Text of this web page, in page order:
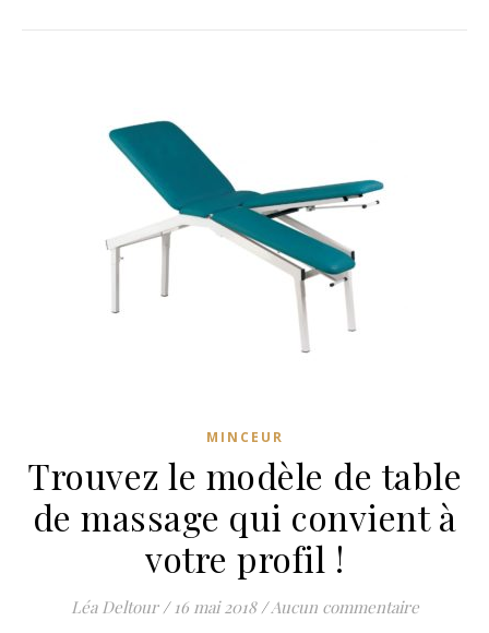
MINCEUR
Trouvez le modèle de table
de massage qui convient à
votre profil !
Léa Deltour / 16 mai 2018 / Aucun commentaire